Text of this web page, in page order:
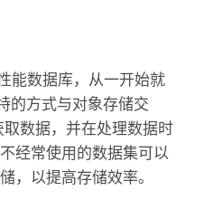
能数据库，从一开始就
的方式与对象存储交
数据，并在处理数据时
经常使用的数据集可以
，以提高存储效率。